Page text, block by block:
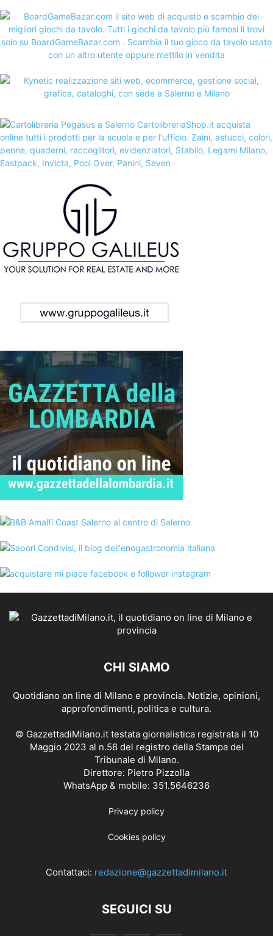
CHI SIAMO
Quotidiano on line di Milano e provincia. Notizie, opinioni,
approfondimenti, politica e cultura.
© GazzettadiMilano.it testata giornalistica registrata il 10
Maggio 2023 al n.58 del registro della Stampa del
Tribunale di Milano.
Direttore: Pietro Pizzolla
WhatsApp & mobile: 351.5646236
Privacy policy
Cookies policy
Contattaci: redazione@gazzettadimilano.it
SEGUICI SU